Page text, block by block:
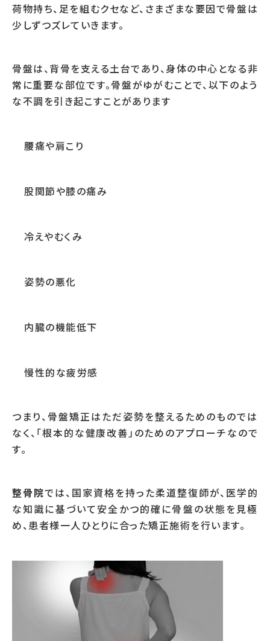
荷物持ち、足を組むクセなど、さまざまな要因で骨盤は
少しずつズレていきます。
骨盤は、背骨を支える土台であり、身体の中心となる非
常に重要な部位です。骨盤がゆがむことで、以下のよう
な不調を引き起こすことがあります
腰痛や肩こり
股関節や膝の痛み
冷えやむくみ
姿勢の悪化
内臓の機能低下
慢性的な疲労感
つまり、骨盤矯正はただ姿勢を整えるためのものでは
なく、「根本的な健康改善」のためのアプローチなので
す。
整骨院では、国家資格を持った柔道整復師が、医学的
な知識に基づいて安全かつ的確に骨盤の状態を見極
め、患者様一人ひとりに合った矯正施術を行います。